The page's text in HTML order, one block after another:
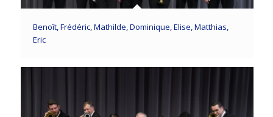
Benoît, Frédéric, Mathilde, Dominique, Elise, Matthias,
Eric